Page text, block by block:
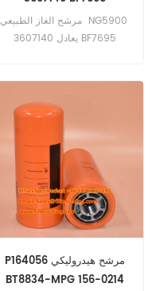
PCS10537 PFF7695
P550735
مرشح الغاز الطبيعي NG5900
يعادل 3607140 BF7695
P164056 مرشح هيدروليكي
BT8834-MPG 156-0214